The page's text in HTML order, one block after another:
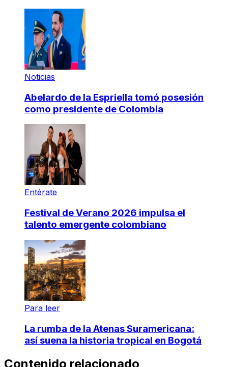
Noticias
Abelardo de la Espriella tomó posesión
como presidente de Colombia
Entérate
Festival de Verano 2026 impulsa el
talento emergente colombiano
Para leer
La rumba de la Atenas Suramericana:
así suena la historia tropical en Bogotá
Contenido relacionado